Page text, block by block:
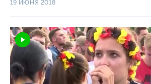
стадионов и агрессивных русских
он — бразилец, которого искренне
Россия? «О России с любовью» —
репортаж «Итогов дня». Меркнет эпоха Ангелы
19 ИЮНЯ 2018